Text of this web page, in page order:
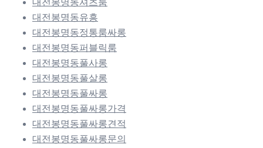
대전봉명동유흥
대전봉명동정통룸싸롱
대전봉명동퍼블릭룸
대전봉명동풀사롱
대전봉명동풀살롱
대전봉명동풀싸롱
대전봉명동풀싸롱가격
대전봉명동풀싸롱견적
대전봉명동풀싸롱문의